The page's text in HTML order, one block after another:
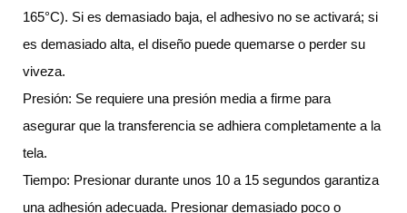
165°C). Si es demasiado baja, el adhesivo no se activará; si
es demasiado alta, el diseño puede quemarse o perder su
viveza.
Presión: Se requiere una presión media a firme para
asegurar que la transferencia se adhiera completamente a la
tela.
Tiempo: Presionar durante unos 10 a 15 segundos garantiza
una adhesión adecuada. Presionar demasiado poco o